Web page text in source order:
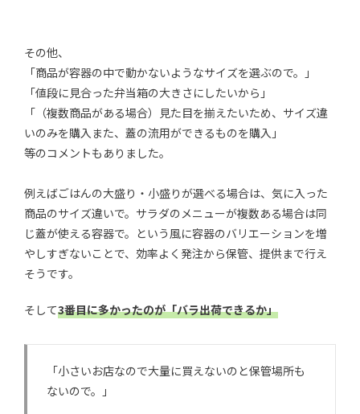
その他、
「商品が容器の中で動かないようなサイズを選ぶので。」
「値段に見合った弁当箱の大きさにしたいから」
「（複数商品がある場合）見た目を揃えたいため、サイズ違
いのみを購入また、蓋の流用ができるものを購入」
等のコメントもありました。
例えばごはんの大盛り・小盛りが選べる場合は、気に入った
商品のサイズ違いで。サラダのメニューが複数ある場合は同
じ蓋が使える容器で。という風に容器のバリエーションを増
やしすぎないことで、効率よく発注から保管、提供まで行え
そうです。
そして3番目に多かったのが「バラ出荷できるか」
「小さいお店なので大量に買えないのと保管場所も
ないので。」